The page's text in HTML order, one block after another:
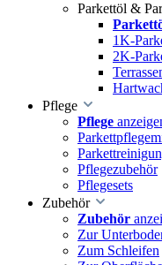
Parkettöl &
1K-
2K-
Pflege
Pflege
Pflegezubehör
Pflegesets
Zubehör
Zubehör
Zur
Zum Schleifen